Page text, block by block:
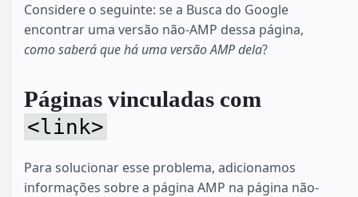
Considere o seguinte: se a Busca do Google
encontrar uma versão não-AMP dessa página,
como saberá que há uma versão AMP dela?
Páginas vinculadas com
<link>
Para solucionar esse problema, adicionamos
informações sobre a página AMP na página não-